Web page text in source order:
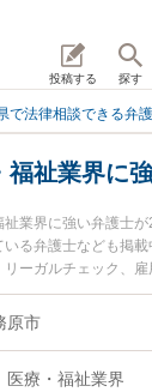
投稿する 探す
で法律相談できる弁
福祉業界に
業界に強い弁護士
る弁護士なども掲
ーガルチェック、
もでき便利です。
律事務所の小林 和久
な近くの弁護士を検
原市
医療・福祉業界